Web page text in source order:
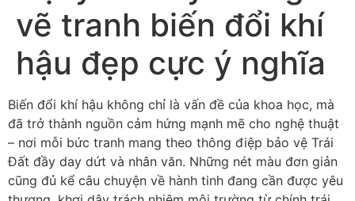
vẽ tranh biến đổi khí
hậu đẹp cực ý nghĩa
Biến đổi khí hậu không chỉ là vấn đề của khoa học, mà
đã trở thành nguồn cảm hứng mạnh mẽ cho nghệ thuật
– nơi mỗi bức tranh mang theo thông điệp bảo vệ Trái
Đất đầy day dứt và nhân văn. Những nét màu đơn giản
cũng đủ kể câu chuyện về hành tinh đang cần được yêu